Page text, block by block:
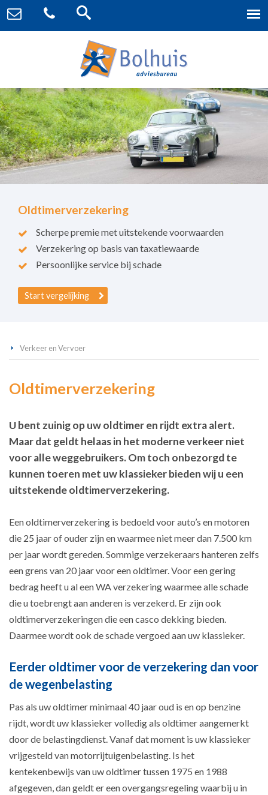
Oldtimerverzekering
Scherpe premie met uitstekende voorwaarden
Verzekering op basis van taxatiewaarde
Persoonlijke service bij schade
Start vergelijking
Verkeer en Vervoer
Oldtimerverzekering
U bent zuinig op uw oldtimer en rijdt extra alert.
Maar dat geldt helaas in het moderne verkeer niet
voor alle weggebruikers. Om toch onbezorgd te
kunnen toeren met uw klassieker bieden wij u een
uitstekende oldtimerverzekering.
Een oldtimerverzekering is bedoeld voor auto’s en motoren
die 25 jaar of ouder zijn en waarmee niet meer dan 7.500 km
per jaar wordt gereden. Sommige verzekeraars hanteren zelfs
een grens van 20 jaar voor een oldtimer. Voor een gering
bedrag heeft u al een WA verzekering waarmee alle schade
die u toebrengt aan anderen is verzekerd. Er zijn ook
oldtimerverzekeringen die een casco dekking bieden.
Daarmee wordt ook de schade vergoed aan uw klassieker.
Eerder oldtimer voor de verzekering dan voor
de wegenbelasting
Pas als uw oldtimer minimaal 40 jaar oud is en op benzine
rijdt, wordt uw klassieker volledig als oldtimer aangemerkt
door de belastingdienst. Vanaf dat moment is uw klassieker
vrijgesteld van motorrijtuigenbelasting. Is het
kentekenbewijs van uw oldtimer tussen 1975 en 1988
afgegeven, dan geldt er een overgangsregeling waarbij u in